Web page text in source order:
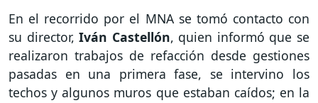
En el recorrido por el MNA se tomó contacto con
su director, Iván Castellón, quien informó que se
realizaron trabajos de refacción desde gestiones
pasadas en una primera fase, se intervino los
techos y algunos muros que estaban caídos; en la